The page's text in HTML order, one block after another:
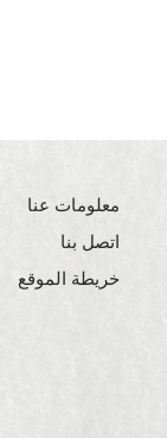
معلومات عنا
اتصل بنا
خريطة الموقع